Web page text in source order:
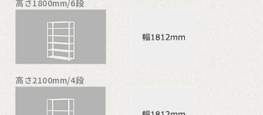
高さ1800mm/6段
高さ2100mm/4段